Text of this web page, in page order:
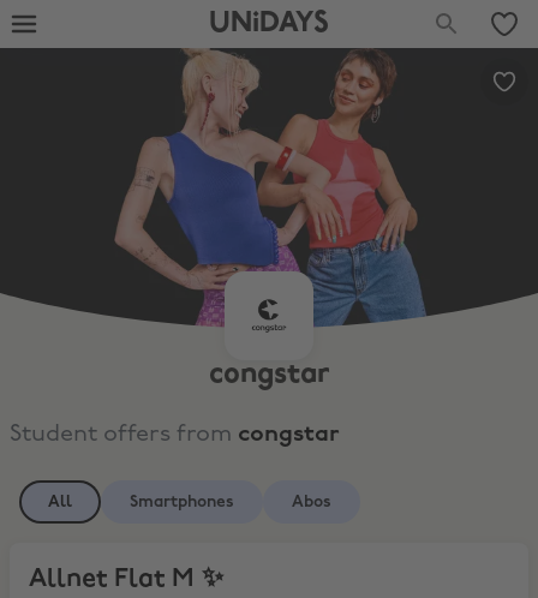
UNiDAYS
congstar
Student offers from congstar
All Smartphones Abos
Allnet Flat M ✨